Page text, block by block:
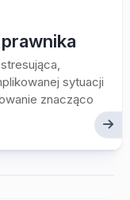
sytuacji
znacząco